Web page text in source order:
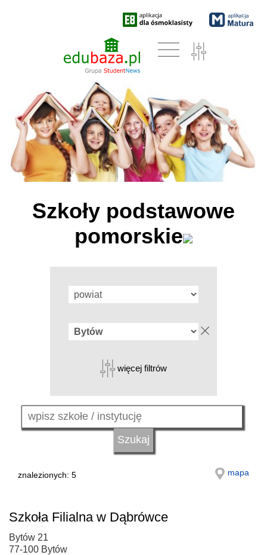
Szkoły podstawowe
pomorskie
więcej filtrów
znalezionych: 5 mapa
Szkoła Filialna w Dąbrówce
Bytów 21
77-100 Bytów